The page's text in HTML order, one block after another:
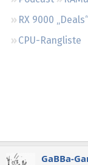
RX 9000 „Deals“
CPU-Rangliste
GaBBa-